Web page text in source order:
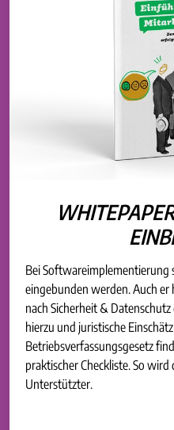
Bei Softwareimplementierung
eingebunden werden. Auch er
nach Sicherheit &
hierzu und juristische
Betriebsverfassungsgesetz
praktischer Checkliste. So
Unterstützter.